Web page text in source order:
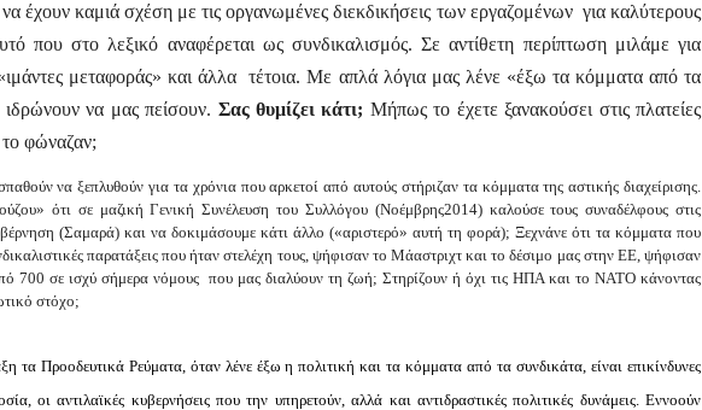
έχουν καμιά σχέση με τις οργανωμένες διεκδικήσεις των εργαζομένων για καλύτερους
που στο λεξικό αναφέρεται ως συνδικαλισμός. Σε αντίθετη περίπτωση μιλάμε για
μεταφοράς» και άλλα
τέτοια. Με απλά λόγια μας λένε «έξω τα κόμματα από τα
να μας πείσουν. Σας θυμίζει κάτι; Μήπως το έχετε ξανακούσει στις πλατείες
φώναζαν;
να ξεπλυθούν για τα χρόνια που αρκετοί από αυτούς στήριζαν τα κόμματα της αστικής διαχείρισης.
ότι σε μαζική Γενική Συνέλευση του Συλλόγου (Νοέμβρης2014) καλούσε τους συναδέλφους στις
(Σαμαρά) και να δοκιμάσουμε κάτι άλλο («αριστερό» αυτή τη φορά); Ξεχνάνε ότι τα κόμματα που
παρατάξεις που ήταν στελέχη τους, ψήφισαν το Μάαστριχτ και το δέσιμο μας στην ΕΕ, ψήφισαν
700 σε ισχύ σήμερα νόμους που μας διαλύουν τη ζωή; Στηρίζουν ή όχι τις ΗΠΑ και το ΝΑΤΟ κάνοντας
στόχο;
τα Προοδευτικά Ρεύματα, όταν λένε έξω η πολιτική και τα κόμματα από τα συνδικάτα, είναι επικίνδυνες
οι αντιλαϊκές κυβερνήσεις που την υπηρετούν, αλλά και αντιδραστικές πολιτικές δυνάμεις. Εννοούν